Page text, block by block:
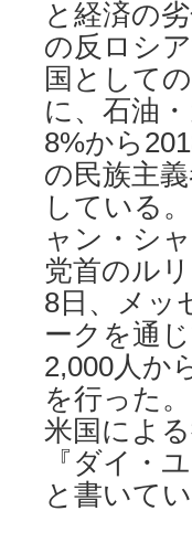
と経済の
の反ロシ
国として
に、石油
8%から
の民族主
している
ャン・シ
党首のル
8日、メッ
ークを通
2,000人か
を行った
米国によ
『ダイ・
と書いてい